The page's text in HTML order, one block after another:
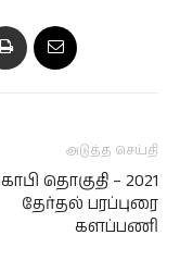
அடுத்த செய்தி
தொகுதி – 2021
தேர்தல் பரப்புரை
களப்பணி